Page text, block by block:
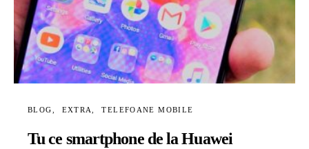
BLOG EXTRA TELEFOANE MOBILE
Tu ce smartphone de la Huawei